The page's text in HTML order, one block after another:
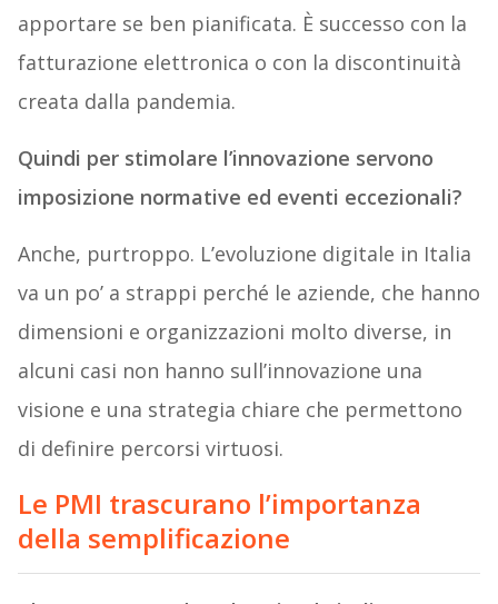
apportare se ben pianificata. È successo con la
fatturazione elettronica o con la discontinuità
creata dalla pandemia.
Quindi per stimolare l’innovazione servono
imposizione normative ed eventi eccezionali?
Anche, purtroppo. L’evoluzione digitale in Italia
va un po’ a strappi perché le aziende, che hanno
dimensioni e organizzazioni molto diverse, in
alcuni casi non hanno sull’innovazione una
visione e una strategia chiare che permettono
di definire percorsi virtuosi.
Le PMI trascurano l’importanza
della semplificazione